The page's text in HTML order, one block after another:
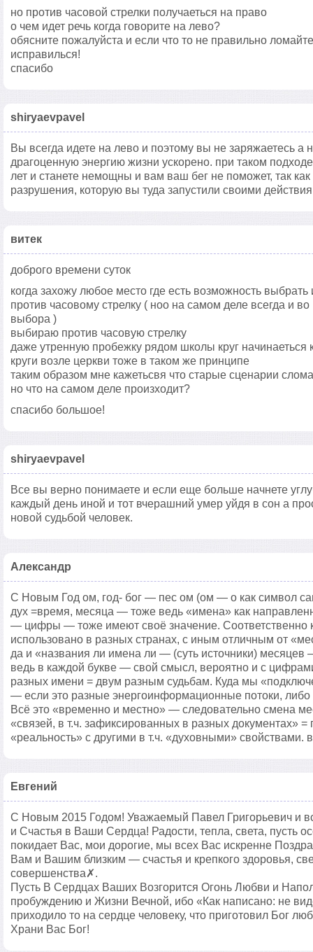
но против часовой стрелки получаеться на право
о чем идет речь когда говорите на лево?
обясните пожалуйста и если что то не правильно
исправилься!
спасибо
shiryaevpavel
Вы всегда идете на лево и поэтому вы не заряжаетесь а
драгоценную энергию жизни ускорено. при таком
лет и станете немощны и вам ваш бег не поможет, так
разрушения, которую вы туда запустили своими
витек
доброго времени суток
когда захожу любое место где есть возможность
против часовому стрелку ( ноо на самом деле всегда и
выбора )
выбираю против часовую стрелку
даже утренную пробежку рядом школы круг начинаеться
круги возле церкви тоже в таком же принципе
таким образом мне кажетьсвя что старые сценарии
но что на самом деле произходит?
спасибо большое!
shiryaevpavel
Все вы верно понимаете и если еще больше начнете
каждый день иной и тот вчерашний умер уйдя в сон а
новой судьбой человек.
Александр
С Новым Год ом, год- бог — пес ом (ом — o как символ
дух =время, месяца — тоже ведь «имена» как
— цифры — тоже имеют своё значение. Соответственно
использовано в разных странах, с иным отличным от
да и «названия ли имена ли — (суть источники) месяцев
ведь в каждой букве — свой смысл, вероятно и с
разных имени = двум разным судьбам. Куда мы
— если это разные энергоинформационные потоки,
Всё это «временно и местно» — следовательно смена
«связей, в т.ч. зафиксированных в разных документах» =
«реальность» с другими в т.ч. «духовными» свойствами.
Евгений
С Новым 2015 Годом! Уважаемый Павел Григорьевич и
и Счастья в Ваши Сердца! Радости, тепла, света, пусть
покидает Вас, мои дорогие, мы всех Вас искренне
Вам и Вашим близким — счастья и крепкого здоровья,
совершенства✗.
Пусть В Сердцах Ваших Возгорится Огонь Любви и
пробуждению и Жизни Вечной, ибо «Как написано: не
приходило то на сердце человеку, что приготовил Бог
Храни Вас Бог!